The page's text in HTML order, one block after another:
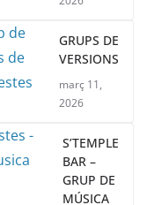
GRUPS DE
VERSIONS
març 11,
2026
S’TEMPLE
BAR –
GRUP DE
MÚSICA